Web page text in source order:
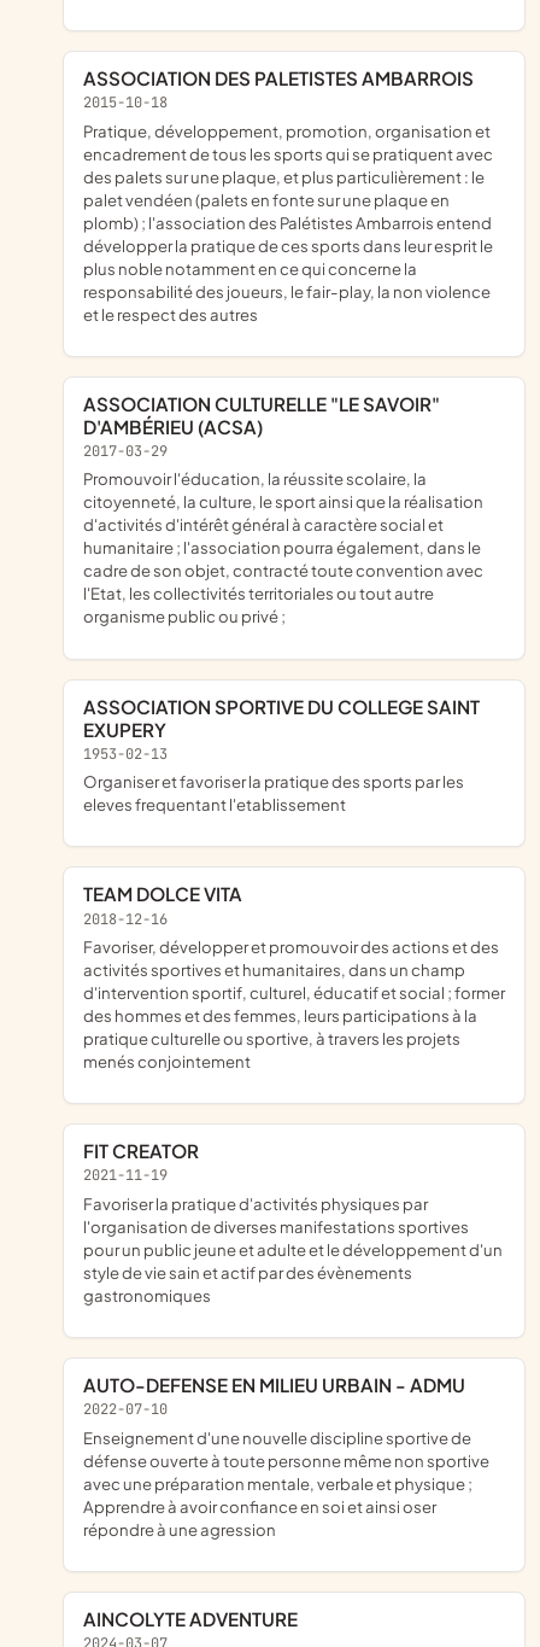
ASSOCIATION DES PALETISTES AMBARROIS
2015-10-18
pratique, développement, promotion, organisation et
encadrement de tous les sports qui se pratiquent avec
des palets sur une plaque, et plus particulièrement : le
palet vendéen (palets en fonte sur une plaque en
plomb) ; l'association des Palétistes Ambarrois entend
développer la pratique de ces sports dans leur esprit le
plus noble notamment en ce qui concerne la
responsabilité des joueurs, le fair-play, la non violence
et le respect des autres
ASSOCIATION CULTURELLE "LE SAVOIR"
D'AMBÉRIEU (ACSA)
2017-03-29
promouvoir l'éducation, la réussite scolaire, la
citoyenneté, la culture, le sport ainsi que la réalisation
d'activités d'intérêt général à caractère social et
humanitaire ; l'association pourra également, dans le
cadre de son objet, contracté toute convention avec
l'Etat, les collectivités territoriales ou tout autre
organisme public ou privé ;
ASSOCIATION SPORTIVE DU COLLEGE SAINT
EXUPERY
1953-02-13
organiser et favoriser la pratique des sports par les
eleves frequentant l'etablissement
TEAM DOLCE VITA
2018-12-16
favoriser, développer et promouvoir des actions et des
activités sportives et humanitaires, dans un champ
d'intervention sportif, culturel, éducatif et social ; former
des hommes et des femmes, leurs participations à la
pratique culturelle ou sportive, à travers les projets
menés conjointement
FIT CREATOR
2021-11-19
favoriser la pratique d'activités physiques par
l'organisation de diverses manifestations sportives
pour un public jeune et adulte et le développement d'un
style de vie sain et actif par des évènements
gastronomiques
AUTO-DEFENSE EN MILIEU URBAIN - ADMU
2022-07-10
enseignement d'une nouvelle discipline sportive de
défense ouverte à toute personne même non sportive
avec une préparation mentale, verbale et physique ;
Apprendre à avoir confiance en soi et ainsi oser
répondre à une agression
AINCOLYTE ADVENTURE